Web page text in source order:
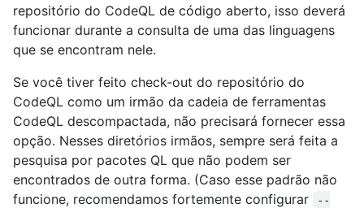
repositório do CodeQL de código aberto, isso deverá
funcionar durante a consulta de uma das linguagens
que se encontram nele.
Se você tiver feito check-out do repositório do
CodeQL como um irmão da cadeia de ferramentas
CodeQL descompactada, não precisará fornecer essa
opção. Nesses diretórios irmãos, sempre será feita a
pesquisa por pacotes QL que não podem ser
encontrados de outra forma. (Caso esse padrão não
funcione, recomendamos fortemente configurar
--